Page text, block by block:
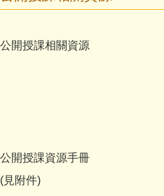
舞閱山城金童趣
台灣母語日專區
公開授課相關資源
公開授課資源手冊
(見附件)